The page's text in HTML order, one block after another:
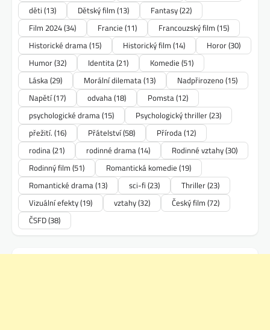
děti (13) Dětský film (13) Fantasy(22)
Film 2024(34) Francie (11) Francouzský film (15)
Historické drama(15) Historický film (14) Horor(30)
Humor(32) Identita(21) Komedie (51)
Láska(29) Morální dilemata(13) Nadpřirozeno(15)
Napětí(17) odvaha(18) Pomsta(12)
psychologické drama(15) Psychologický thriller(23)
přežití. (16) Přátelství(58) Příroda(12)
rodina(21) rodinné drama(14) Rodinné vztahy(30)
Rodinný film (51) Romantická komedie (19)
Romantické drama(13) sci-fi (23) Thriller(23)
Vizuální efekty(19) vztahy(32) Český film (72)
ČSFD(38)